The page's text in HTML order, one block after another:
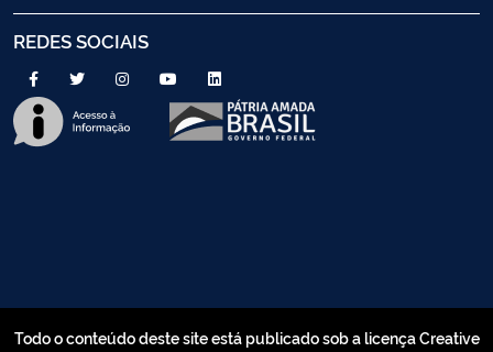
REDES SOCIAIS
Todo o conteúdo deste site está publicado sob a licença Creative